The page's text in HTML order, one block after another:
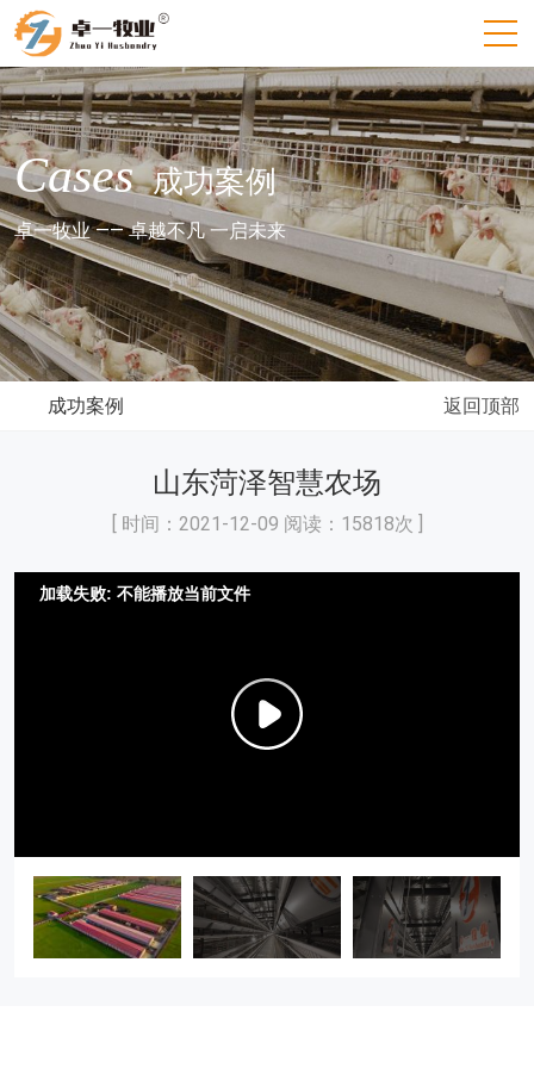
Cases 成功案例
卓一牧业 —— 卓越不凡 一启未来
成功案例 返回顶部
山东菏泽智慧农场
[ 时间：2021-12-09 阅读：15818次 ]
加载失败: 不能播放当前文件